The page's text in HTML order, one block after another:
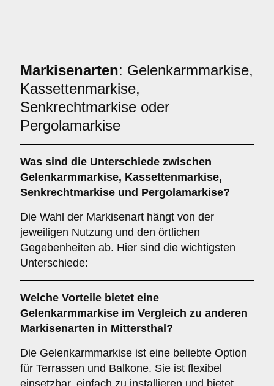
Markisenarten: Gelenkarmmarkise,
Kassettenmarkise,
Senkrechtmarkise oder
Pergolamarkise
Was sind die Unterschiede zwischen
Gelenkarmmarkise, Kassettenmarkise,
Senkrechtmarkise und Pergolamarkise?
Die Wahl der Markisenart hängt von der
jeweiligen Nutzung und den örtlichen
Gegebenheiten ab. Hier sind die wichtigsten
Unterschiede:
Welche Vorteile bietet eine
Gelenkarmmarkise im Vergleich zu anderen
Markisenarten in Mittersthal?
Die Gelenkarmmarkise ist eine beliebte Option
für Terrassen und Balkone. Sie ist flexibel
einsetzbar, einfach zu installieren und bietet